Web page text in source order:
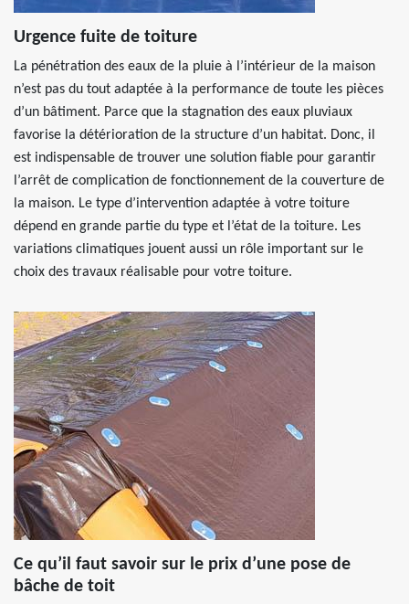
Urgence fuite de toiture
La pénétration des eaux de la pluie à l’intérieur de la maison
n’est pas du tout adaptée à la performance de toute les pièces
d’un bâtiment. Parce que la stagnation des eaux pluviaux
favorise la détérioration de la structure d’un habitat. Donc, il
est indispensable de trouver une solution fiable pour garantir
l’arrêt de complication de fonctionnement de la couverture de
la maison. Le type d’intervention adaptée à votre toiture
dépend en grande partie du type et l’état de la toiture. Les
variations climatiques jouent aussi un rôle important sur le
choix des travaux réalisable pour votre toiture.
Ce qu’il faut savoir sur le prix d’une pose de
bâche de toit